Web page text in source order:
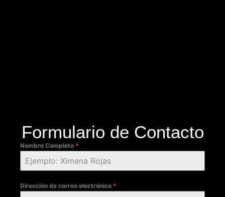
Formulario de Contacto
Nombre Completo *
Dirección de correo electrónico *